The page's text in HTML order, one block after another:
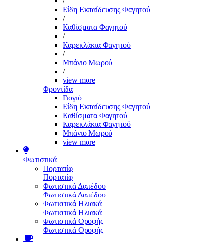
Είδη Εκπαίδευσης Φαγητού
/
Καθίσματα Φαγητού
/
Καρεκλάκια Φαγητού
/
Μπάνιο Μωρού
/
view more
Φροντίδα
Γιογιό
Είδη Εκπαίδευσης Φαγητού
Καθίσματα Φαγητού
Καρεκλάκια Φαγητού
Μπάνιο Μωρού
view more
Φωτιστικά
Πορτατίφ
Πορτατίφ
Φωτιστικά Δαπέδου
Φωτιστικά Δαπέδου
Φωτιστικά Ηλιακά
Φωτιστικά Ηλιακά
Φωτιστικά Οροφής
Φωτιστικά Οροφής